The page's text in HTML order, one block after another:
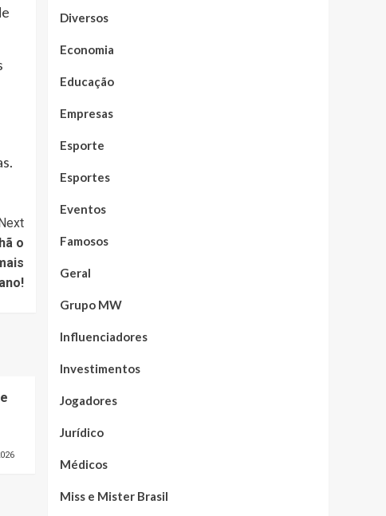
Next
o
Diversos
Economia
Educação
Empresas
Esporte
Esportes
Eventos
Famosos
Geral
Grupo MW
Influenciadores
Investimentos
Jogadores
Jurídico
Médicos
Miss e Mister Brasil